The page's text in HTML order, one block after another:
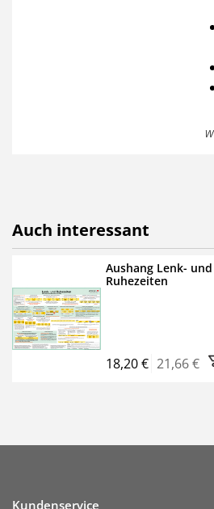
Auch interessant
Aushang Lenk- und
Ruhezeiten
18,20 € 21,66 €
Kundenservice